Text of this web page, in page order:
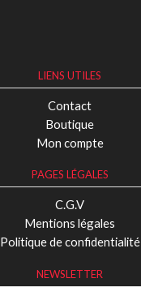
LIENS UTILES
Contact
Boutique
Mon compte
PAGES LÉGALES
C.G.V
Mentions légales
Politique de confidentialité
NEWSLETTER